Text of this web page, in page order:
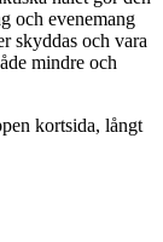
och evenemang
skyddas och vara
mindre och
kortsida, långt